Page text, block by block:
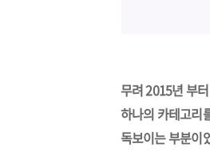
무려 2015년 부
하나의 카테고리
독보이는 부분이